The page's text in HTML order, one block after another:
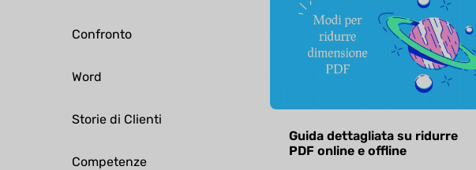
Confronto
Word
Storie di Clienti
Competenze
Guida dettagliata su ridurre
PDF online e offline